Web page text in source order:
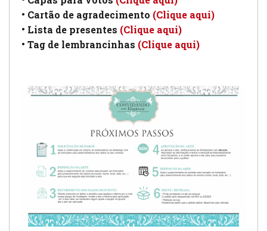
• Cartão de agradecimento (Clique aqui)
• Lista de presentes (Clique aqui)
• Tag de lembrancinhas (Clique aqui)